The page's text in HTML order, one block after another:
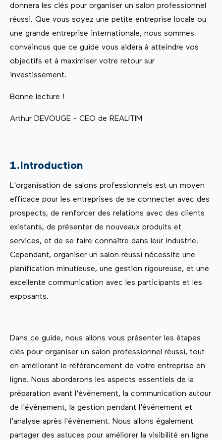
donnera les clés pour organiser un salon professionnel
réussi. Que vous soyez une petite entreprise locale ou
une grande entreprise internationale, nous sommes
convaincus que ce guide vous aidera à atteindre vos
objectifs et à maximiser votre retour sur
investissement.
Bonne lecture !
Arthur DEVOUGE - CEO de REALITIM
1.Introduction
L'organisation de salons professionnels est un moyen
efficace pour les entreprises de se connecter avec des
prospects, de renforcer des relations avec des clients
existants, de présenter de nouveaux produits et
services, et de se faire connaître dans leur industrie.
Cependant, organiser un salon réussi nécessite une
planification minutieuse, une gestion rigoureuse, et une
excellente communication avec les participants et les
exposants.
Dans ce guide, nous allons vous présenter les étapes
clés pour organiser un salon professionnel réussi, tout
en améliorant le référencement de votre entreprise en
ligne. Nous aborderons les aspects essentiels de la
préparation avant l'événement, la communication autour
de l'événement, la gestion pendant l'événement et
l'analyse après l'événement. Nous allons également
partager des astuces pour améliorer la visibilité en ligne